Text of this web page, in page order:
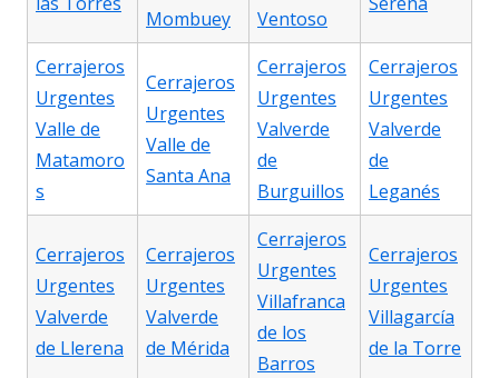
Mombuey
Ventoso
Cerrajeros
Urgentes
Valle de
Matamoro
s
Cerrajeros
Urgentes
Valle de
Santa Ana
Cerrajeros
Urgentes
Valverde
de
Burguillos
Cerrajeros
Urgentes
Valverde
de
Leganés
Cerrajeros
Urgentes
Valverde
de Llerena
Cerrajeros
Urgentes
Valverde
de Mérida
Cerrajeros
Urgentes
Villafranca
de los
Barros
Cerrajeros
Urgentes
Villagarcía
de la Torre